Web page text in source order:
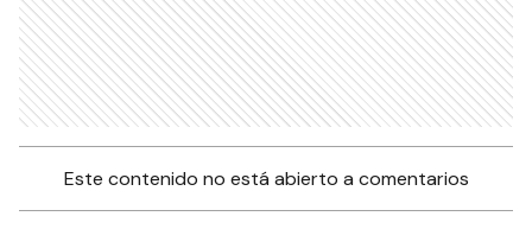
Este contenido no está abierto a comentarios